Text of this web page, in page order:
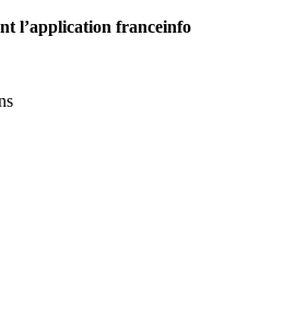
l’application franceinfo